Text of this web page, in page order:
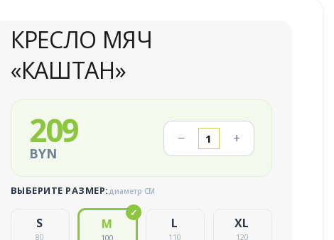
КРЕСЛО МЯЧ
«КАШТАН»
209
BYN
− +
ВЫБЕРИТЕ РАЗМЕР: диаметр СМ
80 100 110 120